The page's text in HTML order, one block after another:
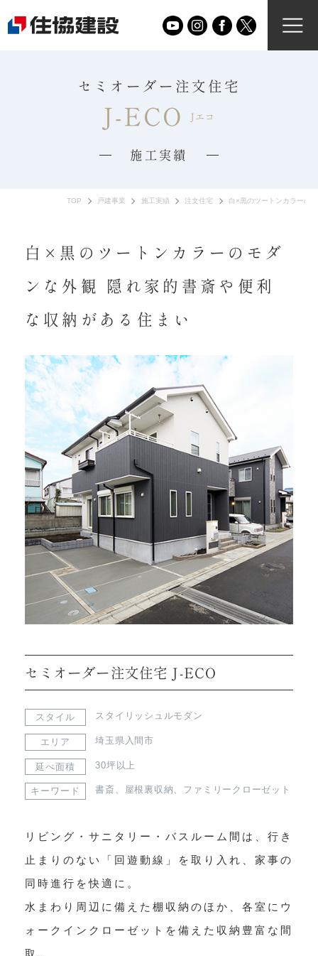
セミオーダー注文住宅
J-ECO Jエコ
施工実績
TOP 戸建事業 施工実績 注文住宅 白×黒のツートンカラーの
白×黒のツートンカラーのモダ
ンな外観 隠れ家的書斎や便利
な収納がある住まい
セミオーダー注文住宅 J-ECO
スタイル スタイリッシュルモダン
エリア 埼玉県入間市
延べ面積 30坪以上
キーワード 書斎、 屋根裏収納、 ファミリークローゼット
リビング・サニタリー・バスルーム間は、行き
止まりのない「回遊動線」を取り入れ、家事の
同時進行を快適に。
水まわり周辺に備えた棚収納のほか、各室にウ
ォークインクローゼットを備えた収納豊富な間
取。